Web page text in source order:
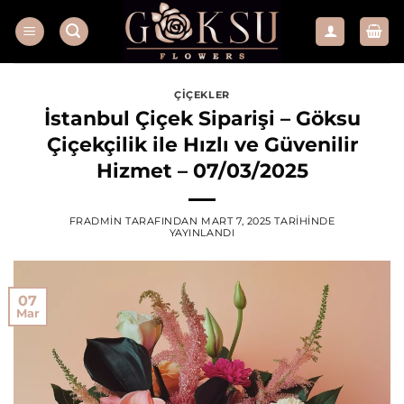
atla
ÇIÇEKLER
İstanbul Çiçek Siparişi – Göksu
Çiçekçilik ile Hızlı ve Güvenilir
Hizmet – 07/03/2025
FRADMIN TARAFINDAN MART 7, 2025 TARIHINDE
YAYINLANDI
07
Mar